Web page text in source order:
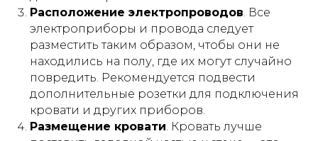
Расположение электропроводов. Все
электроприборы и провода следует
разместить таким образом, чтобы они не
находились на полу, где их могут случайно
повредить. Рекомендуется подвести
дополнительные розетки для подключения
кровати и других приборов.
Размещение кровати. Кровать лучше
привезем
такую
кровать
7 положений
регулируются пультом -
без усилий